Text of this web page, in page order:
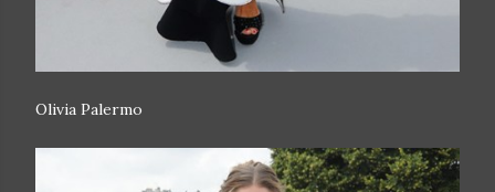
Olivia Palermo